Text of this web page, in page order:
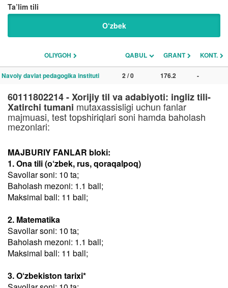
Ta’lim tili
O‘zbek
OLIYGOH QABUL GRANT KONT.
Navoiy davlat pedagogika instituti 2 / 0 176.2 -
60111802214 - Xorijiy til va adabiyoti: ingliz tili-
Xatirchi tumani mutaxassisligi uchun fanlar
majmuasi, test topshiriqlari soni hamda baholash
mezonlari:
MAJBURIY FANLAR bloki:
1. Ona tili (o‘zbek, rus, qoraqalpoq)
Savollar soni: 10 ta;
Baholash mezoni: 1.1 ball;
Maksimal ball: 11 ball;
2. Matematika
Savollar soni: 10 ta;
Baholash mezoni: 1.1 ball;
Maksimal ball: 11 ball;
3. O‘zbekiston tarixi*